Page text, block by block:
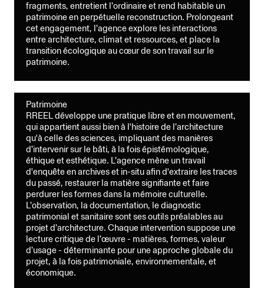
fragments, entretient l’ordinaire et rend habitable un
patrimoine en perpétuelle reconstruction. Prolongeant
cet engagement, l’agence explore les interactions
entre architecture, climat et ressources, et place la
transition écologique au cœur de son travail sur le
patrimoine.
Patrimoine
RREEL développe une pratique libre et en mouvement,
qui appartient aussi bien à l'histoire de l’architecture
qu'à celle des sciences, impliquant des manières
d’intervenir sur le bâti, à la fois épistémologique,
éthique et esthétique. L’agence mène un travail
d'enquête en archives et in-situ afin d'extraire les traces
du passé, restaurer la matière signifiante et faire
perdurer les formes dans la mémoire culturelle.
L’observation, la documentation, le diagnostic
patrimonial et sanitaire sont ses outils préalables au
projet d’architecture. Chaque intervention suppose une
lecture critique de l’œuvre - matières, formes, valeur
d’usage - déterminante pour une approche globale du
projet, à la fois patrimoniale, environnementale, et
économique.